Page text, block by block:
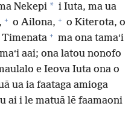
Nekepi * i Iuta, ma ua
+ o Ailona, + o Kiterota, o
Timenata + ma ona tamaʻi
aai; ona latou nonofo
e Ieova Iuta ona o
ua ia faataga amioga
ai i le matuā lē faamaoni